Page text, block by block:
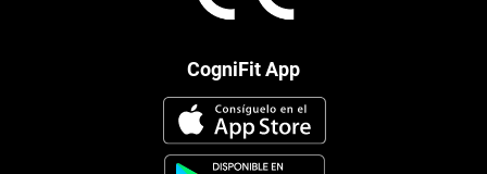
CogniFit App